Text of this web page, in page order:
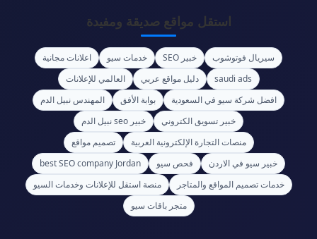
استقل مواقع صديقة ومفيدة
سيريال فوتوشوب خبير SEO خدمات سيو
اعلانات مجانية
saudi ads
دليل مواقع عربي
العالمي للإعلانات
افضل شركة سيو في السعودية
بوابة الأفق
المهندس نبيل الدم
خبير تسويق الكتروني
خبير seo نبيل الدم
منصات التجارة الإلكترونية العربية
تصميم مواقع
خبير سيو في الاردن
فحص سيو
best SEO company Jordan
خدمات تصميم المواقع والمتاجر
منصة استقل للإعلانات وخدمات السيو
متجر باقات سيو